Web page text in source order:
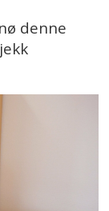
denne